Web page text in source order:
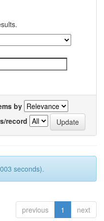
by
record
seconds).
previous 1 next